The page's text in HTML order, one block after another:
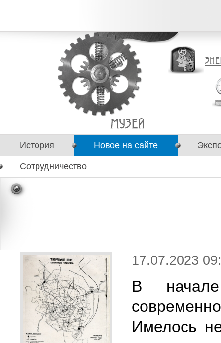
История Новое на сайте
Сотрудничество
17.07.2023
В
Имелось